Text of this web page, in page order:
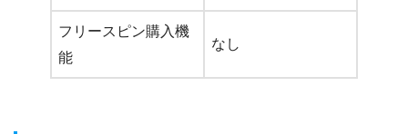
フリースピン購入機
能
なし